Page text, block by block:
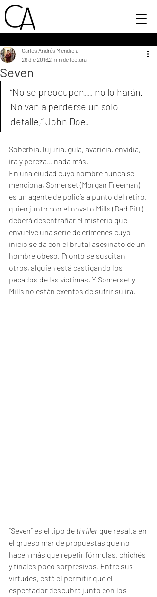
Seven
Carlos Andrés Mendiola
26 dic 20162 min de lectura
“No se preocupen... no lo harán.
No van a perderse un solo
detalle,” John Doe.
Soberbia, lujuria, gula, avaricia, envidia,
ira y pereza... nada más.
En una ciudad cuyo nombre nunca se
menciona, Somerset (Morgan Freeman)
es un agente de policía a punto del retiro,
quien junto con el novato Mills (Bad Pitt)
deberá desentrañar el misterio que
envuelve una serie de crímenes cuyo
inicio se da con el brutal asesinato de un
hombre obeso. Pronto se suscitan
otros, alguien está castigando los
pecados de las víctimas. Y Somerset y
Mills no están exentos de sufrir su ira.
“Seven” es el tipo de thriller que resalta en
el grueso mar de propuestas que no
hacen más que repetir fórmulas, chichés
y finales poco sorpresivos. Entre sus
virtudes, está el permitir que el
espectador descubra junto con los